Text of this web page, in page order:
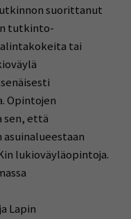
suorittanut
tutkinto-
tai
Opintojen
sen, että
lukioväyläopintoja.
Lapin